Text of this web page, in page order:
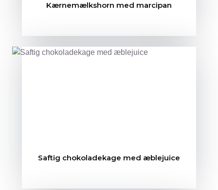
Kærnemælkshorn med marcipan
Saftig chokoladekage med æblejuice